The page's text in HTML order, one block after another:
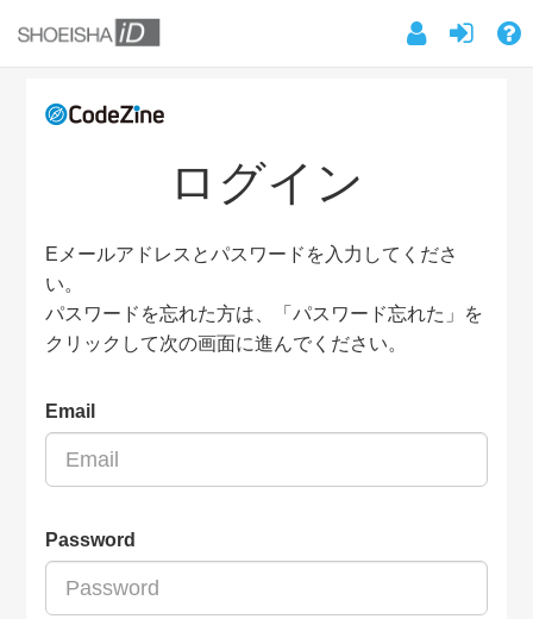
ログイン
Eメールアドレスとパスワードを入力してくださ
い。
パスワードを忘れた方は、「パスワード忘れた」を
クリックして次の画面に進んでください。
Email
Password